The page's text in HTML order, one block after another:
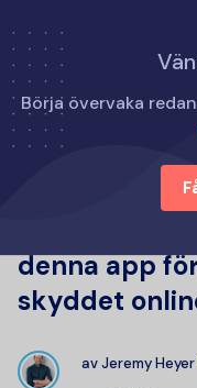
Börja övervaka
Hem
Eyezy Alternativ
Canopy App-
bästa skyddet online?
denna app
skyddet
avJeremy Heyer